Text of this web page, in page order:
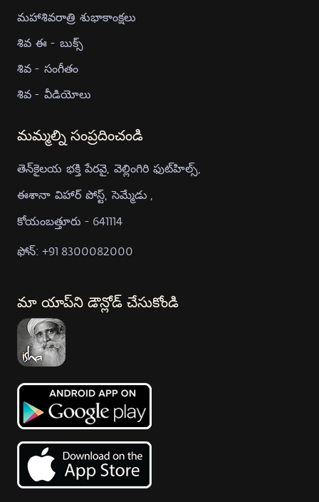
మహాశివరాత్రి శుభాకాంక్షలు
శివ ఈ - బుక్స్
శివ - సంగీతం
శివ - వీడియోలు
మమ్మల్ని సంప్రదించండి
తెన్‍కైలయ భక్తి పేరవై, వెల్లింగిరి ఫుట్‍హిల్స్,
ఈశానా విహార్ పోస్ట్, సెమ్మేడు ,
కోయంబత్తూరు - 641114
ఫోన్: +91 8300082000
మా యాప్‍ని డౌన్లోడ్ చేసుకోండి